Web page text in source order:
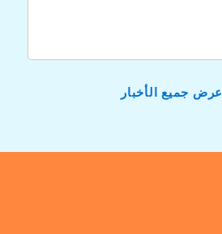
عرض جميع الأخبار